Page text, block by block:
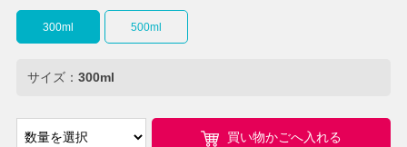
300ml 500ml
サイズ： 300ml
買い物かごへ入れる